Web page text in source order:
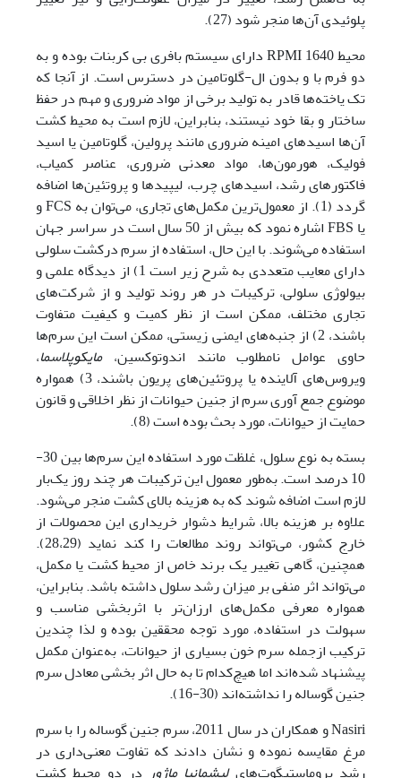
پلوئیدی آن‌ها منجر شود (27).
محیط 1640 RPMI دارای سیستم بافری بی کربنات بوده و به
دو فرم با و بدون ال-گلوتامین در دسترس است. از آنجا که
تک یاخته‌ها قادر به تولید برخی از مواد ضروری و مهم در حفظ
ساختار و بقا خود نیستند، بنابراین، لازم است به محیط کشت
آن‌ها اسید‌های امینه ضروری مانند پرولین، گلوتامین یا اسید
فولیک، هورمون‌ها، مواد معدنی ضروری، عناصر کمیاب،
فاکتور‌های رشد، اسیدهای چرب، لیپیدها و پروتئین‌ها اضافه
گردد (1). از معمول‌ترین مکمل‌‌های تجاری، می‌توان به FCS و
یا FBS اشاره نمود که بیش از 50 سال است در سراسر جهان
استفاده می‌شوند. با این حال، استفاده از سرم درکشت سلولی
دارای معایب متعددی به شرح زیر است 1) از دیدگاه علمی و
بیولوژی سلولی، ترکیبات در هر روند تولید و از شرکت‌‌های
تجاری مختلف، ممکن است از نظر کمیت و کیفیت متفاوت
باشند، 2) از جنبه‌‌های ایمنی زیستی، ممکن است این سرم‌ها
حاوی عوامل نامطلوب مانند اندوتوکسین،مایکوپلاسما،
ویروس‌‌های آلاینده یا پروتئین‌‌های پریون باشند، 3) همواره
موضوع جمع آوری سرم از جنین حیوانات از نظر اخلاقی و قانون
حمایت از حیوانات، مورد بحث بوده است (8).
بسته به نوع سلول، غلظت مورد استفاده این سرم‌ها بین 30-
10 درصد است. به‌طور معمول این ترکیبات هر چند روز یک‌بار
لازم است اضافه شوند که به هزینه بالای کشت منجر می‌شود.
علاوه بر هزینه بالا، شرایط دشوار خریداری این محصولات از
خارج کشور، می‌تواند روند مطالعات را کند نماید (28،29).
همچنین، گاهی تغییر یک برند خاص از محیط کشت یا مکمل،
می‌تواند اثر منفی بر میزان رشد سلول داشته باشد. بنابراین،
همواره معرفی مکمل‌‌های ارزان‌تر با اثربخشی مناسب و
سهولت در استفاده، مورد توجه محققین بوده و لذا چندین
ترکیب ازجمله سرم خون بسیاری از حیوانات، به‌عنوان مکمل
پیشنهاد شده‌اند اما هیچ‌کدام تا به حال اثر بخشی معادل سرم
جنین گوساله را نداشته‌اند (30-16).
Nasiri و همکاران در سال 2011، سرم جنین گوساله را با سرم
مرغ مقایسه نموده و نشان دادند که تفاوت معنی‌داری در